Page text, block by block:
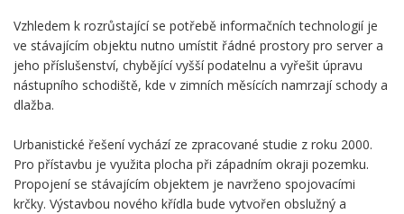
Vzhledem k rozrůstající se potřebě informačních technologií je
ve stávajícím objektu nutno umístit řádné prostory pro server a
jeho příslušenství, chybějící vyšší podatelnu a vyřešit úpravu
nástupního schodiště, kde v zimních měsících namrzají schody a
dlažba.
Urbanistické řešení vychází ze zpracované studie z roku 2000.
Pro přístavbu je využita plocha při západním okraji pozemku.
Propojení se stávajícím objektem je navrženo spojovacími
krčky. Výstavbou nového křídla bude vytvořen obslužný a